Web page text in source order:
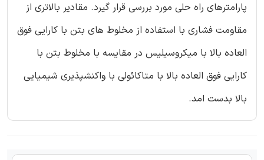
پارامترهای راه حلی مورد بررسی قرار گیرد. مقادیر بالاتری از
مقاومت فشاری با استفاده از مخلوط های بتن با کارایی فوق
العاده بالا با میکروسیلیس در مقایسه با مخلوط بتن با
کارایی فوق العاده بالا با متاکائولی با واکنشپذیری شیمیایی
بالا بدست امد.